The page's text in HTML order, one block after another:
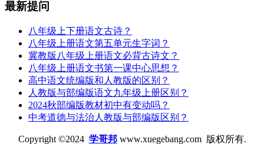
最新提问
八年级上下册语文古诗？
八年级上册语文第五单元生字词？
冀教版八年级上册语文必背古诗文？
八年级上册语文书第一课中心思想？
高中语文统编版和人教版的区别？
人教版与部编版语文九年级上册区别？
2024秋部编版教材初中有变动吗？
中考道德与法治人教版与部编版区别？
Copyright ©2024 学哥邦www.xuegebang.com 版权所有.